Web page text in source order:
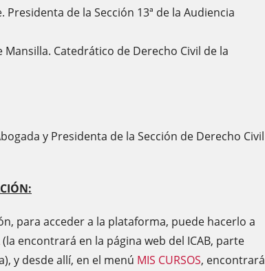
Presidenta de la Sección 13ª de la Audiencia
Mansilla. Catedrático de Derecho Civil de la
y Presidenta de la Sección de Derecho Civil
para acceder a la plataforma, puede hacerlo a
(la encontrará en la página web del ICAB, parte
y desde allí, en el menú MIS CURSOS, encontrará